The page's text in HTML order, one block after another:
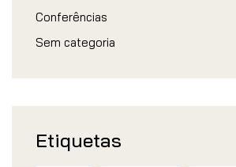
Conferências
Sem categoria
Etiquetas